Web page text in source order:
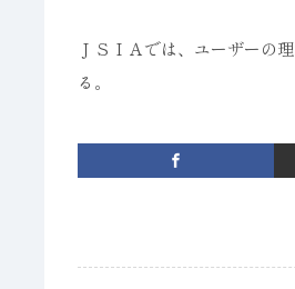
ＪＳＩＡでは、ユーザーの
る。